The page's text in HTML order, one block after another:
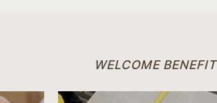
WELCOME BENEFIT